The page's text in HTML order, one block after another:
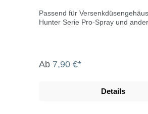
Passend für
Hunter Serie Pro-Spray und
Ab 7,90 €*
Details